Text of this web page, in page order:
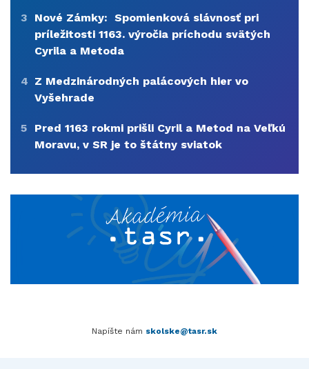
3
Nové Zámky: Spomienková slávnosť pri
príležitosti 1163. výročia príchodu svätých
Cyrila a Metoda
4 Z Medzinárodných palácových hier vo
Vyšehrade
5
Pred 1163 rokmi prišli Cyril a Metod na Veľkú
Moravu, v SR je to štátny sviatok
Napíšte nám skolske@tasr.sk